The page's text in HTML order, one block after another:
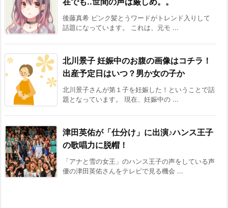
後藤真希 ピンク髪とうワードがトレンド入りして
話題になっています。 これは、元モ ...
北川景子 妊娠中のお腹の画像はコチラ！
出産予定日はいつ？男か女の子か
北川景子さんが第１子を妊娠した！ということで話
題となっています。 現在、妊娠中の ...
津田英佑が「仕分け」に出演♪ハンス王子
の歌唱力に脱帽！
「アナと雪の女王」のハンス王子の声をしている声
優の津田英佑さんをテレビで見る機会 ...